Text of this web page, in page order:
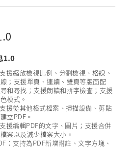
1.0
援縮放檢視比例、分割檢視、格線、
；支援單頁、連續、雙頁等版面配
和尋找；支援朗讀和拼字檢查；支援
模式。
援從其他格式檔案、掃描設備、剪貼
立PDF。
援編輯PDF的文字、圖片；支援合併
案以及減少檔案大小。
：支持為PDF新增附註、文字方塊、